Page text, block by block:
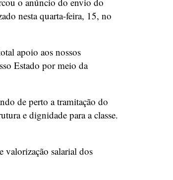
nesta quarta-feira, 15, no
apoio aos nossos
Estado por meio da
de perto a tramitação do
e dignidade para a classe.
valorização salarial dos